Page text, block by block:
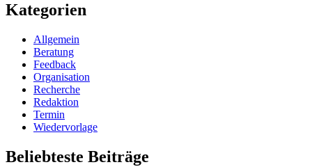
Kategorien
Allgemein
Beratung
Feedback
Organisation
Recherche
Redaktion
Termin
Wiedervorlage
Beliebteste Beiträge